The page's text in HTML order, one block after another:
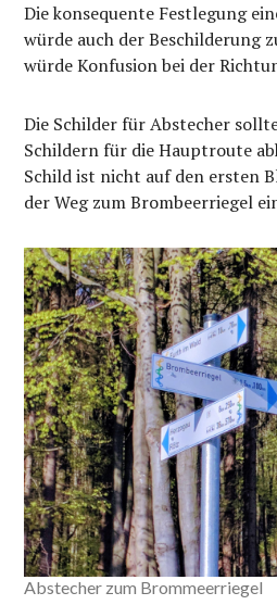
Die konsequente Festlegung
würde auch der Beschilderung
würde Konfusion bei der
Die Schilder für Abstecher
Schildern für die Hauptroute
Schild ist nicht auf den ersten
der Weg zum Brombeerriegel
Abstecher zum Brommeerriegel